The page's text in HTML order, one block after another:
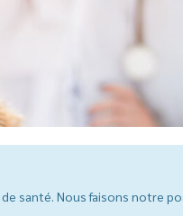
santé. Nous faisons notre